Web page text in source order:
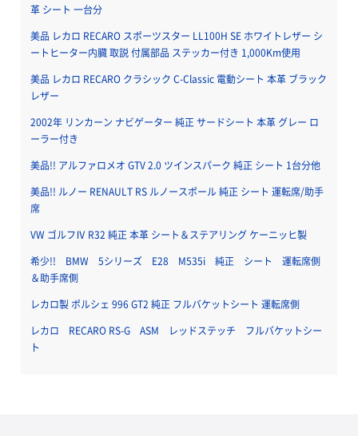
革 シート 一台分
美品 レカロ RECARO スポーツスター LL100H SE ホワイトレザー シ
ートヒーター内臓 取説 付属部品 ステッカー付き 1,000Km使用
美品 レカロ RECARO クラシック C-Classic 電動シート 本革 ブラック
レザー
2002年 リンカーン ナビゲーター 純正 サードシート 本革 グレー ロ
ーラー付き
美品!! アルファロメオ GTV 2.0 ツインスパーク 純正 シート 1台分他
美品!! ルノー RENAULT RS ルノースポール 純正 シート 運転席/助手
席
VW ゴルフⅣ R32 純正 本革 シート＆ステアリング ケーニッヒ製
希少!! BMW 5シリーズ E28 M535i 純正 シート 運転席側
＆助手席側
レカロ製 ポルシェ 996 GT2 純正 フルバケットシート 運転席側
レカロ RECARO RS-G ASM レッドステッチ フルバケットシー
ト